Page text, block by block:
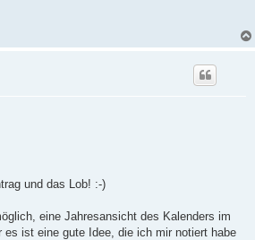
und das Lob! :-)
eine Jahresansicht des Kalenders im
es ist eine gute Idee, die ich mir notiert habe